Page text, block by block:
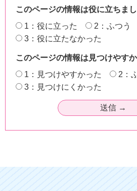
このページの情報は役に立ちま
1：役に立った
2：ふつう
3：役に立たなかった
このページの情報は見つけやす
1：見つけやすかった
2：
3：見つけにくかった